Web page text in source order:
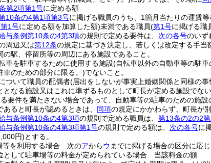
第2項第1号に定める額
10条の4第1項第3号に掲げる職員のうち、1箇月当たりの運賃
1号に定める額を加算した額)未満である職員(第1号に掲げる職
与条例第10条の4第3項の規則で定める要件は、 次の各号のいず
周辺又は第12条の規定に基づき決定し、若しくは改定する手
の駅、停留所等の周辺にある施設であること。
車を駐車するために使用する施設(自転車以外の自動車等の駐
車のための部分に限る。)でないこと。
ついて職員の配偶者(届出をしないが事実上婚姻関係と同様の
となる施設又はこれに準ずるものとして町長が定める施設でない
要件を満たさない場合であって、自動車等の駐車のための施
ると町長が認めるときは、 同項の規定にかかわらず、町長が
与条例第10条の4第3項の規則で定める職員は、 第13条の2の2
与条例第10条の4第3項第1号の規則で定める額は、 次の各号に
円)とする。
等を利用する場合 次のアからウ までに掲げる場合の区分に応
として駐車場等の料金が定められている場合 当該料金の額